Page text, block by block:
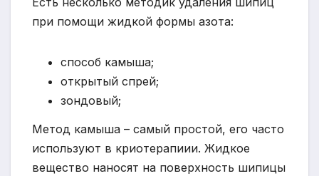
при помощи жидкой формы азота:
способ камыша;
открытый спрей;
зондовый;
Метод камыша – самый простой, его часто
используют в криотерапиии. Жидкое
вещество наносят на поверхность шипицы